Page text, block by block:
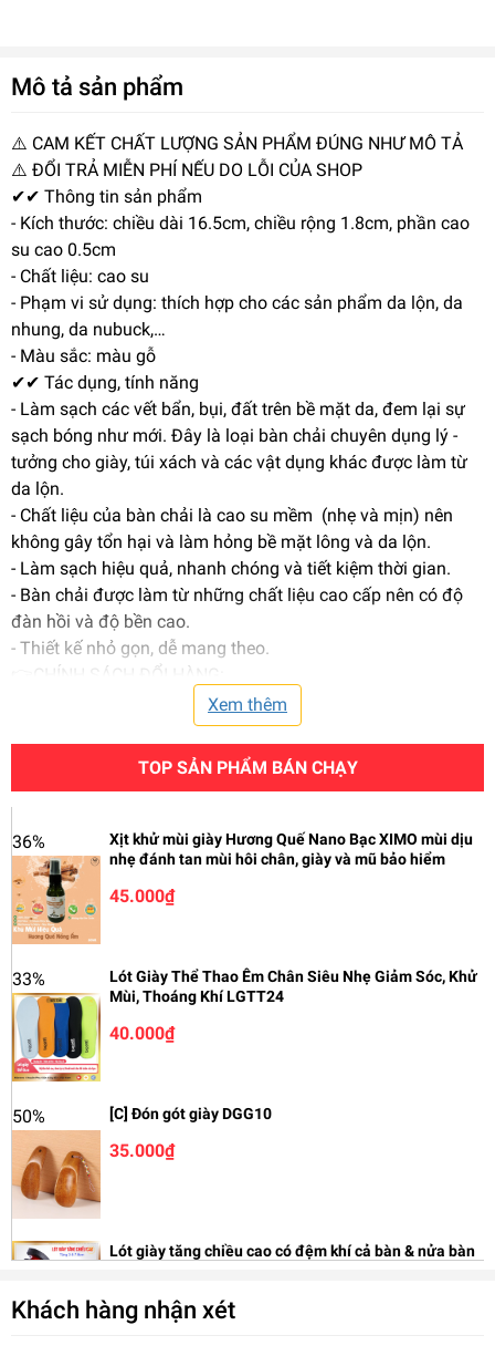
Mô tả sản phẩm
⚠️ CAM KẾT CHẤT LƯỢNG SẢN PHẨM ĐÚNG NHƯ MÔ TẢ
⚠️ ĐỔI TRẢ MIỄN PHÍ NẾU DO LỖI CỦA SHOP
✔✔ Thông tin sản phẩm
- Kích thước: chiều dài 16.5cm, chiều rộng 1.8cm, phần cao
su cao 0.5cm
- Chất liệu: cao su
- Phạm vi sử dụng: thích hợp cho các sản phẩm da lộn, da
nhung, da nubuck,…
- Màu sắc: màu gỗ
✔✔ Tác dụng, tính năng
- Làm sạch các vết bẩn, bụi, đất trên bề mặt da, đem lại sự
sạch bóng như mới. Đây là loại bàn chải chuyên dụng lý -
tưởng cho giày, túi xách và các vật dụng khác được làm từ
da lộn.
- Chất liệu của bàn chải là cao su mềm (nhẹ và mịn) nên
không gây tổn hại và làm hỏng bề mặt lông và da lộn.
- Làm sạch hiệu quả, nhanh chóng và tiết kiệm thời gian.
- Bàn chải được làm từ những chất liệu cao cấp nên có độ
đàn hồi và độ bền cao.
- Thiết kế nhỏ gọn, dễ mang theo.
👉CHÍNH SÁCH ĐỔI HÀNG:
➕ Để đảm bảo quyền lợi cho người tiêu dùng, shop khuyến
khích quý khách hàng quay video và kiểm tra kỹ tình trạng
sản phẩm trong quá trình mở hộp. Ngoài ra quý khách cần
kiểm tra sản phẩm có bể, trầy xước do tác động bên ngoài,
màu sắc, số lượng, có đúng chủng loại, thông số kỹ thuật
hay không. Nếu sản phẩm không đúng như thông tin mua
hàng, ảnh hưởng bởi quá trình vận chuyển, quý khách vui
lòng thông báo ngay cho shop để shop hỗ trợ hoàn hàng và
trả.
#dalon #banchai #dungcuvesinhgiay #giayda #giaytay
#sneaker #phukiengiaydep #vesinhgiay #danhbonggiay
Xem thêm
TOP SẢN PHẨM BÁN CHẠY
36%
Xịt khử mùi giày Hương Quế Nano Bạc XIMO mùi dịu
nhẹ đánh tan mùi hôi chân, giày và mũ bảo hiểm
45.000₫
33%
Lót Giày Thể Thao Êm Chân Siêu Nhẹ Giảm Sóc, Khử
Mùi, Thoáng Khí LGTT24
40.000₫
50% [C] Đón gót giày DGG10
35.000₫
Lót giày tăng chiều cao có đệm khí cả bàn & nửa bàn
50.000₫
Khách hàng nhận xét